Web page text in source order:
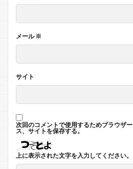
メール※
サイト
次回のコメントで使用するためブラウザ
ス、サイトを保存する。
上に表示された文字を入力してください。